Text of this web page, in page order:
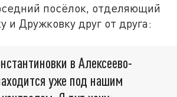
посёлок, отделяющий
и Дружковку друг от друга:
в Алексеево-
уже под нашим